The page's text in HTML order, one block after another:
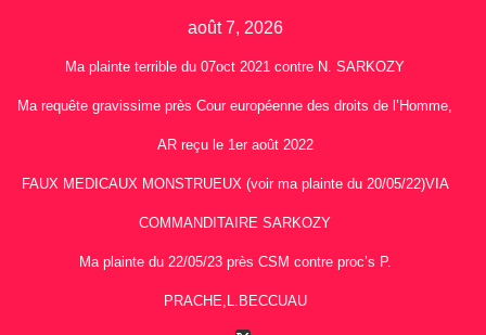
août 7, 2026
Ma plainte terrible du 07oct 2021 contre N. SARKOZY
Ma requête gravissime près Cour européenne des droits de l’Homme,
AR reçu le 1er août 2022
FAUX MEDICAUX MONSTRUEUX (voir ma plainte du 20/05/22)VIA
COMMANDITAIRE SARKOZY
Ma plainte du 22/05/23 près CSM contre proc’s P.
PRACHE,L.BECCUAU